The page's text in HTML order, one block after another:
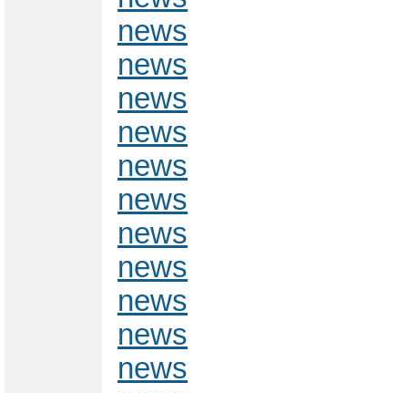
news
news
news
news
news
news
news
news
news
news
news